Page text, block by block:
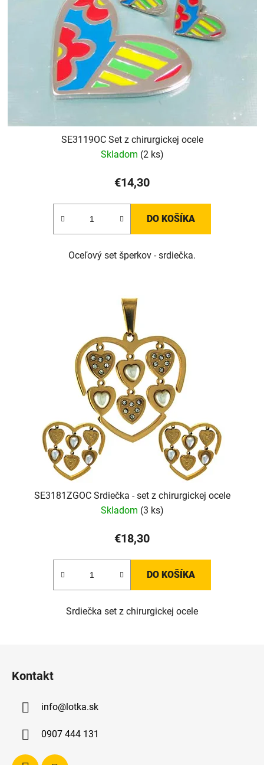
SE3119OC Set z chirurgickej ocele
Skladom (2 ks)
€14,30
DO KOŠÍKA
Oceľový set šperkov - srdiečka.
SE3181ZGOC Srdiečka - set z chirurgickej ocele
Skladom (3 ks)
€18,30
DO KOŠÍKA
Srdiečka set z chirurgickej ocele
Kontakt
info@lotka.sk
0907 444 131